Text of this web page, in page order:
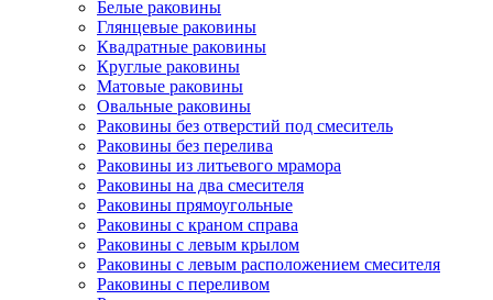
Белые раковины
Глянцевые раковины
Квадратные раковины
Круглые раковины
Матовые раковины
Овальные раковины
Раковины без отверстий под смеситель
Раковины без перелива
Раковины из литьевого мрамора
Раковины на два смесителя
Раковины прямоугольные
Раковины с краном справа
Раковины с левым крылом
Раковины с левым расположением смесителя
Раковины с переливом